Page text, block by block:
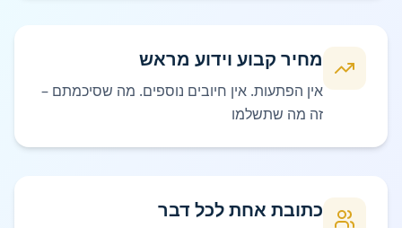
מחיר קבוע וידוע מראש
אין הפתעות. אין חיובים נוספים. מה שסיכמתם –
זה מה שתשלמו
כתובת אחת לכל דבר